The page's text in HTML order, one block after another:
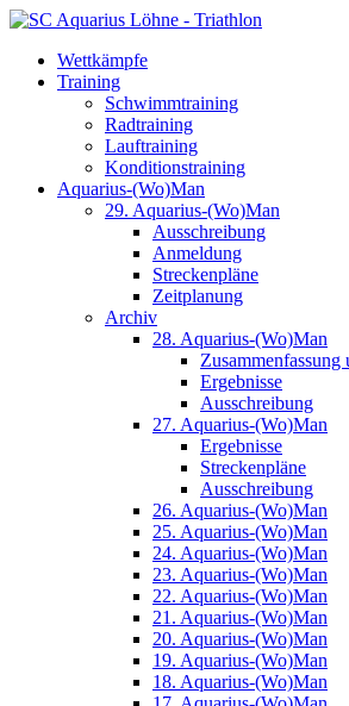
Wettkämpfe
Training
Schwimmtraining
Radtraining
Lauftraining
Konditionstraining
Aquarius-(Wo)Man
29. Aquarius-(Wo)Man
Ausschreibung
Anmeldung
Streckenpläne
Zeitplanung
Archiv
28. Aquarius-(Wo)Man
Ergebnisse
Ausschreibung
27. Aquarius-(Wo)Man
Ergebnisse
Streckenpläne
Ausschreibung
26. Aquarius-(Wo)Man
25. Aquarius-(Wo)Man
24. Aquarius-(Wo)Man
23. Aquarius-(Wo)Man
22. Aquarius-(Wo)Man
21. Aquarius-(Wo)Man
20. Aquarius-(Wo)Man
19. Aquarius-(Wo)Man
18. Aquarius-(Wo)Man